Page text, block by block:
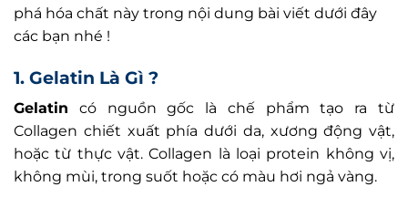
phá hóa chất này trong nội dung bài viết dưới đây
các bạn nhé !
1. Gelatin Là Gì ?
Gelatin có nguồn gốc là chế phẩm tạo ra từ
Collagen chiết xuất phía dưới da, xương động vật,
hoặc từ thực vật. Collagen là loại protein không vị,
không mùi, trong suốt hoặc có màu hơi ngả vàng.